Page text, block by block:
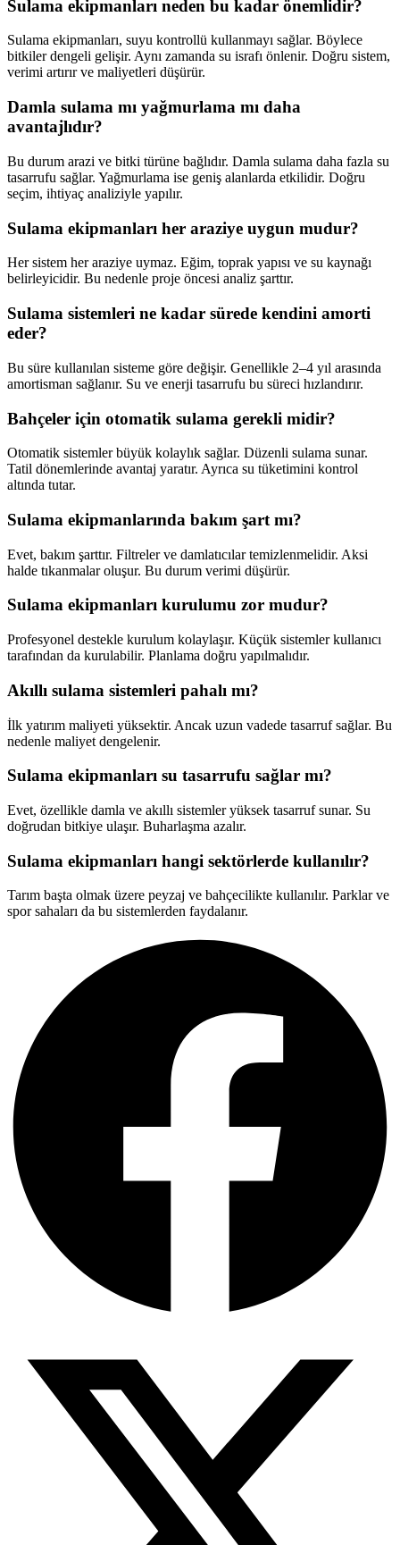
Sulama ekipmanları neden bu kadar önemlidir?
Sulama ekipmanları, suyu kontrollü kullanmayı sağlar. Böylece
bitkiler dengeli gelişir. Aynı zamanda su israfı önlenir. Doğru sistem,
verimi artırır ve maliyetleri düşürür.
Damla sulama mı yağmurlama mı daha
avantajlıdır?
Bu durum arazi ve bitki türüne bağlıdır. Damla sulama daha fazla su
tasarrufu sağlar. Yağmurlama ise geniş alanlarda etkilidir. Doğru
seçim, ihtiyaç analiziyle yapılır.
Sulama ekipmanları her araziye uygun mudur?
Her sistem her araziye uymaz. Eğim, toprak yapısı ve su kaynağı
belirleyicidir. Bu nedenle proje öncesi analiz şarttır.
Sulama sistemleri ne kadar sürede kendini amorti
eder?
Bu süre kullanılan sisteme göre değişir. Genellikle 2–4 yıl arasında
amortisman sağlanır. Su ve enerji tasarrufu bu süreci hızlandırır.
Bahçeler için otomatik sulama gerekli midir?
Otomatik sistemler büyük kolaylık sağlar. Düzenli sulama sunar.
Tatil dönemlerinde avantaj yaratır. Ayrıca su tüketimini kontrol
altında tutar.
Sulama ekipmanlarında bakım şart mı?
Evet, bakım şarttır. Filtreler ve damlatıcılar temizlenmelidir. Aksi
halde tıkanmalar oluşur. Bu durum verimi düşürür.
Sulama ekipmanları kurulumu zor mudur?
Profesyonel destekle kurulum kolaylaşır. Küçük sistemler kullanıcı
tarafından da kurulabilir. Planlama doğru yapılmalıdır.
Akıllı sulama sistemleri pahalı mı?
İlk yatırım maliyeti yüksektir. Ancak uzun vadede tasarruf sağlar. Bu
nedenle maliyet dengelenir.
Sulama ekipmanları su tasarrufu sağlar mı?
Evet, özellikle damla ve akıllı sistemler yüksek tasarruf sunar. Su
doğrudan bitkiye ulaşır. Buharlaşma azalır.
Sulama ekipmanları hangi sektörlerde kullanılır?
Tarım başta olmak üzere peyzaj ve bahçecilikte kullanılır. Parklar ve
spor sahaları da bu sistemlerden faydalanır.